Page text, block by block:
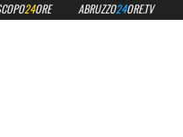
24ORE ABRUZZO24ORE.TV